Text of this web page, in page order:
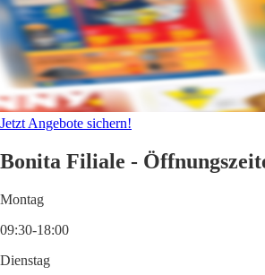
Jetzt Angebote sichern!
Bonita Filiale -
Montag
09:30-18:00
Dienstag